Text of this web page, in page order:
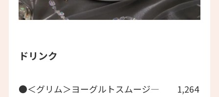
ドリンク
●＜グリム＞ヨーグルトスムージ― 1,264